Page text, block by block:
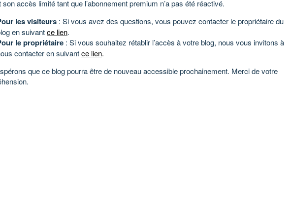
son accès limité tant que l’abonnement premium n’a pas été réactivé.
les visiteurs : Si vous avez des questions, vous pouvez contacter le propriétaire du
en suivantce lien.
le propriétaire : Si vous souhaitez rétablir l’accès à votre blog, nous vous invitons à
contacter en suivantce lien.
que ce blog pourra être de nouveau accessible prochainement. Merci de votre